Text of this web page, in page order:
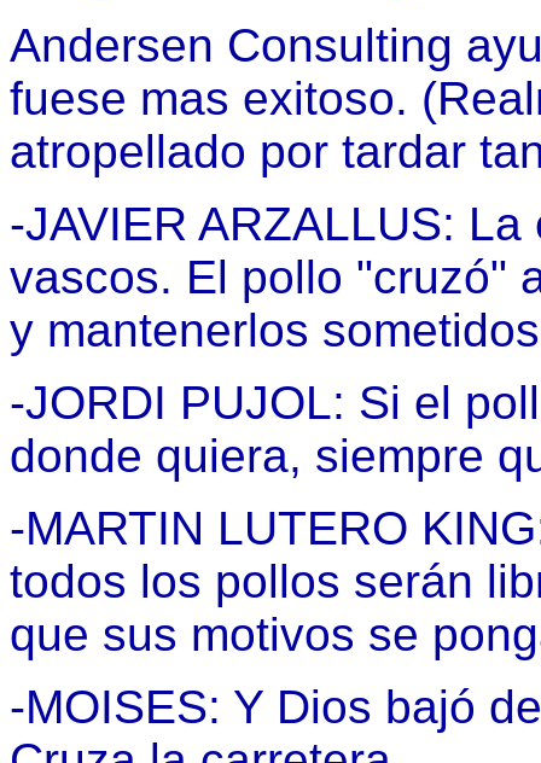
Andersen Consulting
fuese mas exitoso.
atropellado por tardar
-JAVIER ARZALLUS:
vascos. El pollo "cruzó"
y mantenerlos
-JORDI PUJOL: Si el
donde quiera, siempre
-MARTIN LUTERO
todos los pollos serán
que sus motivos se
-MOISES: Y Dios bajó